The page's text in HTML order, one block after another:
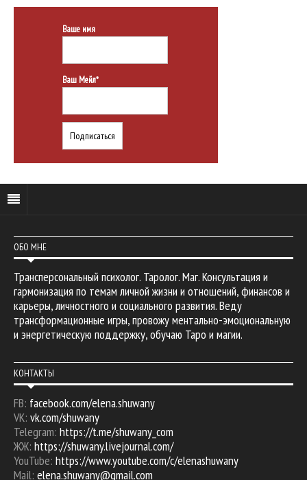
Ваше имя
Ваш Мейл*
ОБО МНЕ
Трансперсональный психолог. Таролог. Маг. Консультация и
гармонизация по темам личной жизни и отношений, финансов и
карьеры, личностного и социального развития. Веду
трансформационные игры, провожу ментально-эмоциональную
и энергетическую поддержку, обучаю Таро и магии.
КОНТАКТЫ
FB: facebook.com/elena.shuwany
VK: vk.com/shuwany
Telegram: https://t.me/shuwany_com
ЖЖ: https://shuwany.livejournal.com/
YouTube: https://www.youtube.com/c/elenashuwany
Mail: elena.shuwany@gmail.com